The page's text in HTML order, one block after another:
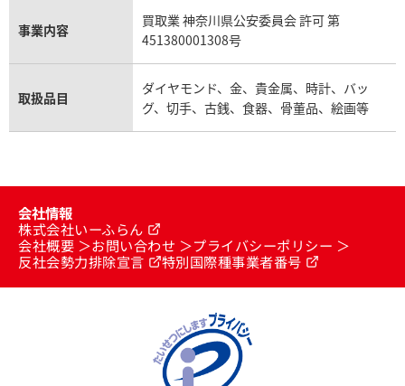
事業内容
買取業 神奈川県公安委員会 許可 第
451380001308号
取扱品目
ダイヤモンド、金、貴金属、時計、バッ
グ、切手、古銭、食器、骨董品、絵画等
会社情報
株式会社いーふらん
会社概要
お問い合わせ
プライバシーポリシー
反社会勢力排除宣言
特別国際種事業者番号